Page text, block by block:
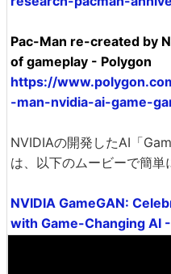
Pac-Man re-created by
of gameplay - Polygon
https://
-man-nvidia-ai-game-
NVIDIAの開発したAI「
は、以下のムービーで簡単
NVIDIA GameGAN:
with Game-Changing AI